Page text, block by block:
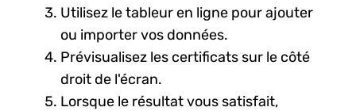
Utilisez le tableur en ligne pour ajouter
ou importer vos données.
Prévisualisez les certificats sur le côté
droit de l'écran.
Lorsque le résultat vous satisfait,